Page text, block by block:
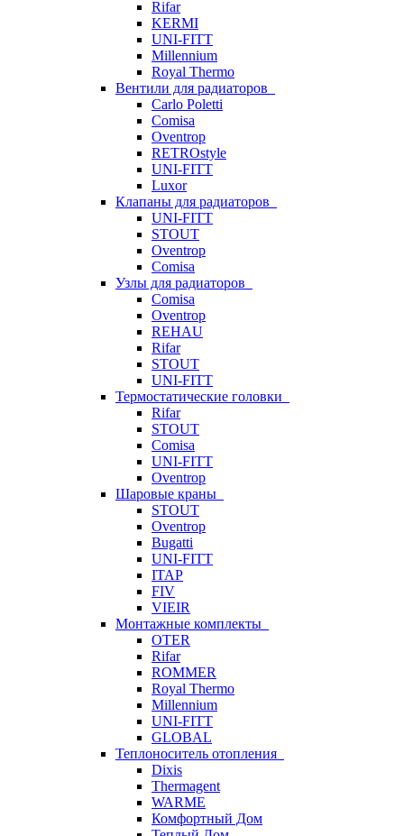
Rifar
KERMI
UNI-FITT
Millennium
Royal Thermo
Вентили для радиаторов
Carlo Poletti
Comisa
Oventrop
RETROstyle
UNI-FITT
Luxor
Клапаны для радиаторов
UNI-FITT
STOUT
Oventrop
Comisa
Узлы для радиаторов
Comisa
Oventrop
REHAU
Rifar
STOUT
UNI-FITT
Термостатические головки
Rifar
STOUT
Comisa
UNI-FITT
Oventrop
Шаровые краны
STOUT
Oventrop
Bugatti
UNI-FITT
ITAP
FIV
VIEIR
Монтажные комплекты
OTER
Rifar
ROMMER
Royal Thermo
Millennium
UNI-FITT
GLOBAL
Теплоноситель отопления
Dixis
Thermagent
WARME
Комфортный Дом